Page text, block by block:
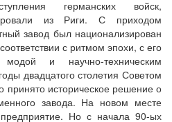
германских войск,
из Риги. С приходом
завод был национализирован
с ритмом эпохи, с его
и научно-техническим
двадцатого столетия Советом
историческое решение о
завода. На новом месте
Но с начала 90-ых